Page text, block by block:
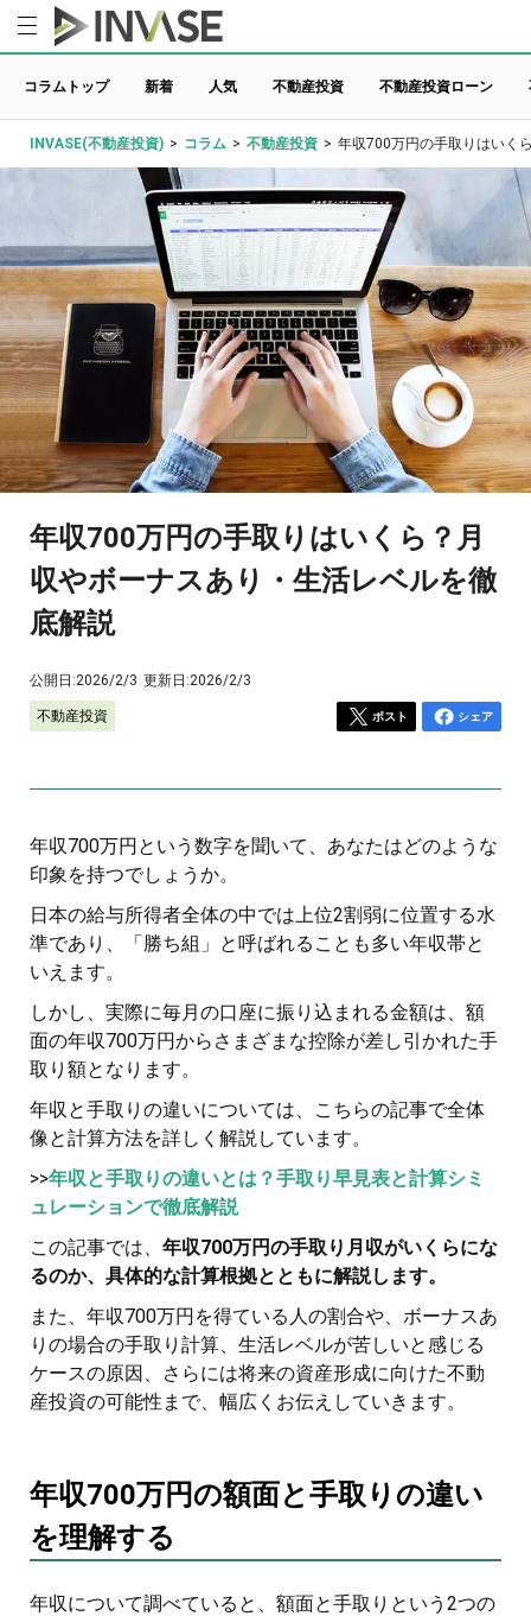
コラムトップ 新着 人気 不動産投資 不動産投資ローン
INVASE(不動産投資) > コラム > 不動産投資 > 年収700万円の手取りはいく
年収700万円の手取りはいくら？月
収やボーナスあり・生活レベルを徹
底解説
公開日:2026/2/3 更新日:2026/2/3
不動産投資 ポスト シェア
年収700万円という数字を聞いて、あなたはどのような
印象を持つでしょうか。
日本の給与所得者全体の中では上位2割弱に位置する水
準であり、「勝ち組」と呼ばれることも多い年収帯と
いえます。
しかし、実際に毎月の口座に振り込まれる金額は、額
面の年収700万円からさまざまな控除が差し引かれた手
取り額となります。
年収と手取りの違いについては、こちらの記事で全体
像と計算方法を詳しく解説しています。
>>年収と手取りの違いとは？手取り早見表と計算シミ
ュレーションで徹底解説
この記事では、 年収700万円の手取り月収がいくらにな
るのか、具体的な計算根拠とともに解説します。
また、年収700万円を得ている人の割合や、ボーナスあ
りの場合の手取り計算、生活レベルが苦しいと感じる
ケースの原因、さらには将来の資産形成に向けた不動
産投資の可能性まで、幅広くお伝えしていきます。
年収700万円の額面と手取りの違い
を理解する
年収について調べていると、額面と手取りという2つの